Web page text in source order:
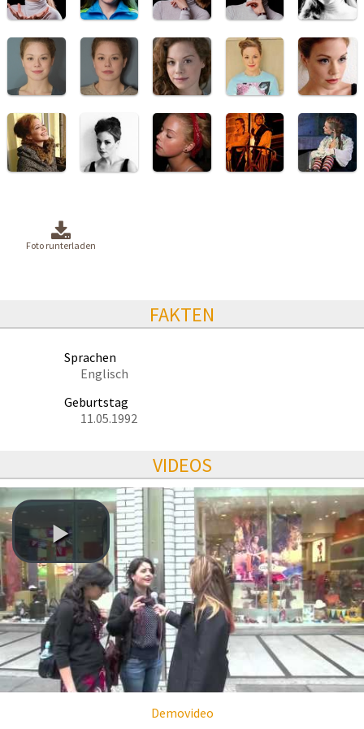
Foto runterladen
FAKTEN
Sprachen
Englisch
Geburtstag
11.05.1992
VIDEOS
Demovideo